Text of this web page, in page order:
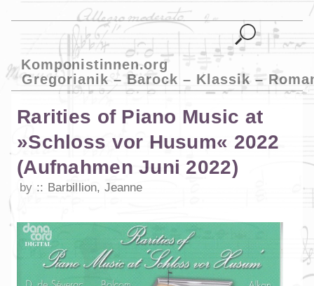
Komponistinnen.org
Gregorianik – Barock – Klassik –
Rarities of Piano Music at
»Schloss vor Husum« 2022
(Aufnahmen Juni 2022)
by Barbillion, Jeanne